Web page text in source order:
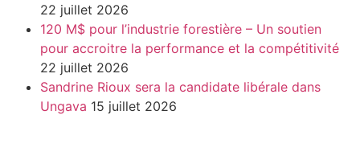
22 juillet 2026
120 M$ pour l’industrie forestière – Un soutien
pour accroitre la performance et la compétitivité
22 juillet 2026
Sandrine Rioux sera la candidate libérale dans
Ungava 15 juillet 2026